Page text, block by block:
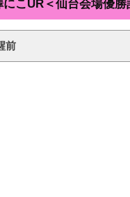
にこUR＜仙台会場優
前